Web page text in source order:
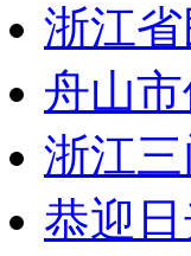
浙江
舟山
浙江
恭迎